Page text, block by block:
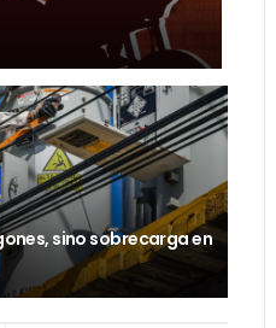
sino sobrecarga en